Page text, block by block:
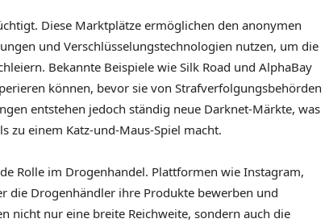
Diese Marktplätze ermöglichen den anonymen
und Verschlüsselungstechnologien nutzen, um die
Bekannte Beispiele wie Silk Road und AlphaBay
können, bevor sie von Strafverfolgungsbehörden
entstehen jedoch ständig neue Darknet-Märkte, was
zu einem Katz-und-Maus-Spiel macht.
Rolle im Drogenhandel. Plattformen wie Instagram,
die Drogenhändler ihre Produkte bewerben und
nicht nur eine breite Reichweite, sondern auch die